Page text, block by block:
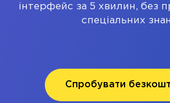
інтерфейс за 5 хвилин, без
спеціальних
Спробувати